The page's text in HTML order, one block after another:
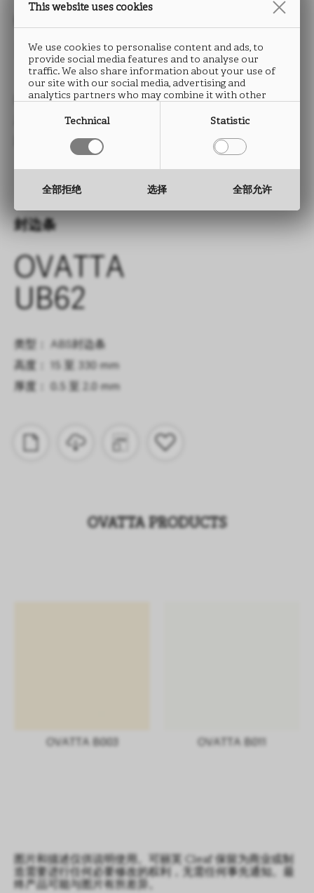
OVATTA
UB62
类型： HPL防火板
尺寸： 2760 x 2040 mm
厚度： 0.9 mm
封边条
OVATTA
UB62
类型： ABS封边条
高度： 15 至 330 mm
厚度： 0.5 至 2.0 mm
OVATTA PRODUCTS
OVATTA B003 OVATTA B011
图片和描述仅供说明使用。可丽芙 Cleaf 保留为商业或制
造需要进行任何必要修改的权利，无需任何事先通知。最
终产品可能与图片有所差异。
This website uses cookies
We use cookies to personalise content and ads, to
provide social media features and to analyse our
traffic. We also share information about your use of
our site with our social media, advertising and
analytics partners who may combine it with other
they have collected from your use of their services.
Technical Statistic
全部拒绝 选择 全部允许